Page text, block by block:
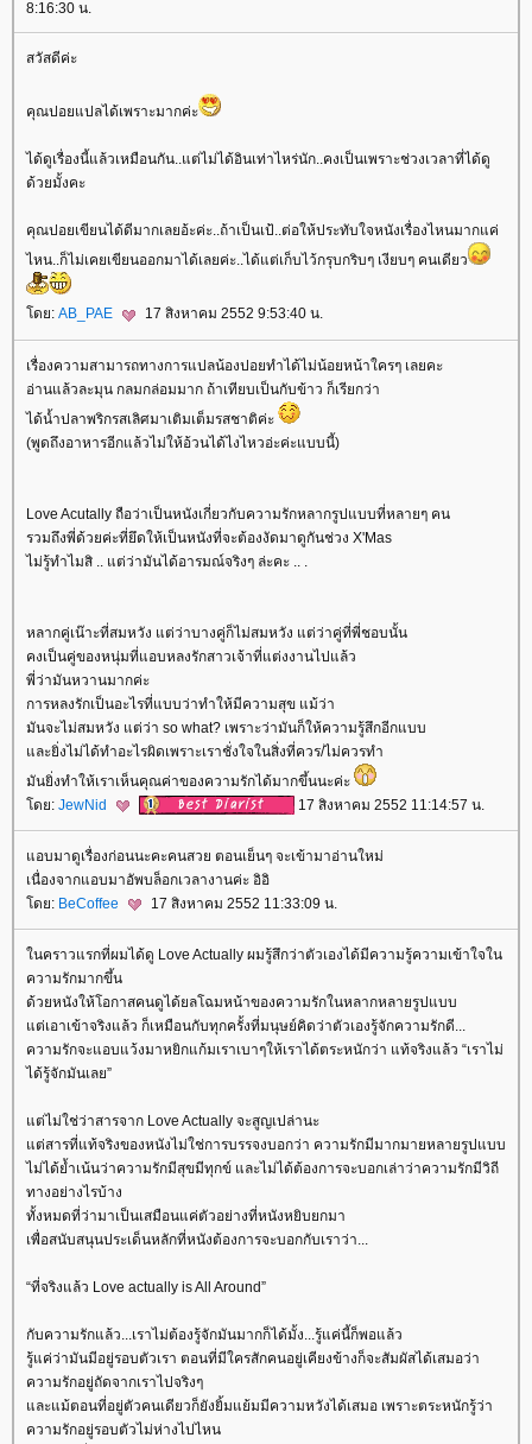
8:16:30 น.
สวัสดีค่ะ
คุณปอยแปลได้เพราะมากค่ะ
ได้ดูเรื่องนี้แล้วเหมือนกัน..แต่ไม่ได้อินเท่าไหร่นัก..คงเป็นเพราะช่วงเวลาที่ได้ดู
ด้วยมั้งคะ
คุณปอยเขียนได้ดีมากเลยอ้ะค่ะ..ถ้าเป็นเป้..ต่อให้ประทับใจหนังเรื่องไหนมากแค่
ไหน..ก็ไม่เคยเขียนออกมาได้เลยค่ะ..ได้แต่เก็บไว้กรุบกริบๆ เงียบๆ คนเดียว
ดย: AB_PAE 17 สิงหาคม 2552 9:53:40 น.
เรื่องความสามารถทางการแปลน้องปอยทำได้ไม่น้อยหน้าใครๆ เลยคะ
อ่านแล้วละมุน กลมกล่อมมาก ถ้าเทียบเป็นกับข้าว ก็เรียกว่า
ได้น้ำปลาพริกรสเลิศมาเติมเต็มรสชาติค่ะ
(พูดถึงอาหารอีกแล้วไม่ให้อ้วนได้ไงไหวอ่ะค่ะแบบนี้)
Love Acutally ถือว่าเป็นหนังเกี่ยวกับความรักหลากรูปแบบที่หลายๆ คน
รวมถึงพี่ด้วยค่ะที่ยึดให้เป็นหนังที่จะต้องงัดมาดูกันช่วง X'Mas
ไม่รู้ทำไมสิ .. แต่ว่ามันได้อารมณ์จริงๆ ล่ะคะ .. .
หลากคู่เน๊าะที่สมหวัง แต่ว่าบางคู่ก็ไม่สมหวัง แต่ว่าคู่ที่พี่ชอบนั้น
คงเป็นคู่ของหนุ่มที่แอบหลงรักสาวเจ้าที่แต่งงานไปแล้ว
พี่ว่ามันหวานมากค่ะ
การหลงรักเป็นอะไรที่แบบว่าทำให้มีความสุข แม้ว่า
มันจะไม่สมหวัง แต่ว่า so what? เพราะว่ามันก็ให้ความรู้สึกอีกแบบ
ละยิ่งไม่ได้ทำอะไรผิดเพราะเราชั่งใจในสิ่งที่ควร/ไม่ควรทำ
มันยิ่งทำให้เราเห็นคุณค่าของความรักได้มากขึ้นนะค่ะ
ดย: JewNid 17 สิงหาคม 2552 11:14:57 น.
อบมาดูเรื่องก่อนนะคะคนสวย ตอนเย็นๆ จะเข้ามาอ่านใหม่
เนื่องจากแอบมาอัพบล็อกเวลางานค่ะ อิอิ
ดย: BeCoffee 17 สิงหาคม 2552 11:33:09 น.
นคราวแรกที่ผมได้ดู Love Actually ผมรู้สึกว่าตัวเองได้มีความรู้ความเข้าใจใน
ความรักมากขึ้น
ด้วยหนังให้โอกาสคนดูได้ยลโฉมหน้าของความรักในหลากหลายรูปแบบ
ต่เอาเข้าจริงแล้ว ก็เหมือนกับทุกครั้งที่มนุษย์คิดว่าตัวเองรู้จักความรักดี...
ความรักจะแอบแว้งมาหยิกแก้มเราเบาๆให้เราได้ตระหนักว่า แท้จริงแล้ว “เราไม่
ได้รู้จักมันเลย”
ต่ไม่ใช่ว่าสารจาก Love Actually จะสูญเปล่านะ
ต่สารที่แท้จริงของหนังไม่ใช่การบรรจงบอกว่า ความรักมีมากมายหลายรูปแบบ
ไม่ได้ย้ำเน้นว่าความรักมีสุขมีทุกข์ และไม่ได้ต้องการจะบอกเล่าว่าความรักมีวิถี
ทางอย่างไรบ้าง
ทั้งหมดที่ว่ามาเป็นเสมือนแค่ตัวอย่างที่หนังหยิบยกมา
เพื่อสนับสนุนประเด็นหลักที่หนังต้องการจะบอกกับเราว่า...
“ที่จริงแล้ว Love actually is All Around”
กับความรักแล้ว...เราไม่ต้องรู้จักมันมากก็ได้มั้ง...รู้แค่นี้ก็พอแล้ว
รู้แค่ว่ามันมีอยู่รอบตัวเรา ตอนที่มีใครสักคนอยู่เคียงข้างก็จะสัมผัสได้เสมอว่า
ความรักอยู่ถัดจากเราไปจริงๆ
ละแม้ตอนที่อยู่ตัวคนเดียวก็ยังยิ้มแย้มมีความหวังได้เสมอ เพราะตระหนักรู้ว่า
ความรักอยู่รอบตัวไม่ห่างไปไหน